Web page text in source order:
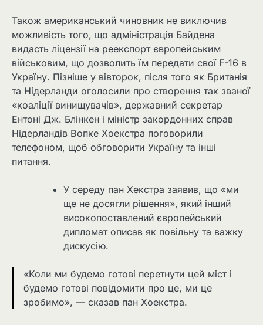
Також американський чиновник не виключив
можливість того, що адміністрація Байдена
видасть ліцензії на реекспорт європейським
військовим, що дозволить їм передати свої F-16 в
Україну. Пізніше у вівторок, після того як Британія
та Нідерланди оголосили про створення так званої
«коаліції винищувачів», державний секретар
Ентоні Дж. Блінкен і міністр закордонних справ
Нідерландів Вопке Хоекстра поговорили
телефоном, щоб обговорити Україну та інші
питання.
У середу пан Хекстра заявив, що «ми
ще не досягли рішення», який інший
високопоставлений європейський
дипломат описав як повільну та важку
дискусію.
«Коли ми будемо готові перетнути цей міст і
будемо готові повідомити про це, ми це
зробимо», — сказав пан Хоекстра.